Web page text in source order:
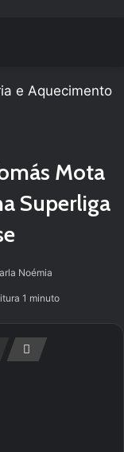
Mota
Superliga
Noémia
1 minuto